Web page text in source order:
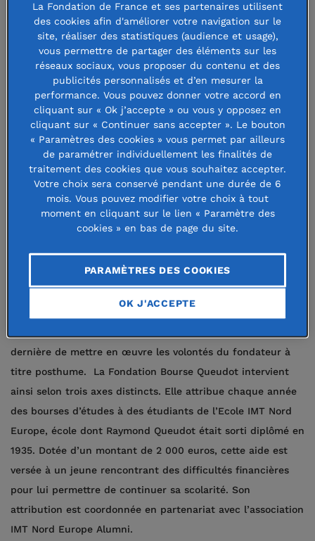
étudiants de l’Ecole IMT Nord Europe,
apporte son soutien aux membres
âgés de la Légion d’Honneur, et
soutient les programmes de solidarité
mis en œuvre par la Fondation de
France.
Bourse d’étude, assistance aux
personnes âgées et action sociale
N’ayant pas d’héritier direct, Raymond Queudot a fait le
choix de léguer ses biens en vue de constituer une
dernière de mettre en œuvre les volontés du fondateur à
titre posthume. La Fondation Bourse Queudot intervient
ainsi selon trois axes distincts. Elle attribue chaque année
des bourses d’études à des étudiants de l’Ecole IMT Nord
Europe, école dont Raymond Queudot était sorti diplômé en
1935. Dotée d’un montant de 2 000 euros, cette aide est
versée à un jeune rencontrant des difficultés financières
pour lui permettre de continuer sa scolarité. Son
attribution est coordonnée en partenariat avec l’association
IMT Nord Europe Alumni.
La Fondation de France et ses partenaires utilisent
des cookies afin d'améliorer votre navigation sur le
site, réaliser des statistiques (audience et usage),
vous permettre de partager des éléments sur les
réseaux sociaux, vous proposer du contenu et des
publicités personnalisés et d’en mesurer la
performance. Vous pouvez donner votre accord en
cliquant sur « Ok j’accepte » ou vous y opposez en
cliquant sur « Continuer sans accepter ». Le bouton
« Paramètres des cookies » vous permet par ailleurs
de paramétrer individuellement les finalités de
traitement des cookies que vous souhaitez accepter.
Votre choix sera conservé pendant une durée de 6
mois. Vous pouvez modifier votre choix à tout
moment en cliquant sur le lien « Paramètre des
cookies » en bas de page du site.
PARAMÈTRES DES COOKIES
OK J'ACCEPTE